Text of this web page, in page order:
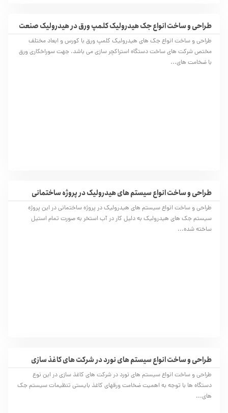
طراحی و ساخت انواع جک هیدرولیک کلمپ ورق در هیدرولیک صنعت
طراحی و ساخت انواع جک های هیدرولیک کلمپ ورق با کورس و ابعاد مختلف
مختص شرکت های ساخت دستگاه استراکچر سازی می باشد. جهت سوراخکاری ورق
با ضخامت های...
طراحی و ساخت انواع سیستم های هیدرولیک در پروژه ساختمانی
طراحی و ساخت انواع سیستم های هیدرولیک در پروژه ساختمانی در این پروژه
سیستم جک های هیدرولیک به دلیل کار در آب استخر به صورت تمام‌ استیل
ساخته شده...
طراحی و ساخت انواع سیستم های نورد در شرکت های کاغذ سازی
طراحی و ساخت انواع سیستم های نورد در شرکت های کاغذ سازی در این نوع
دستگاه ها با توجه به اهمیت ضخامت ورقهای کاغذ بایستی تنظیمات سیستم جک
های...